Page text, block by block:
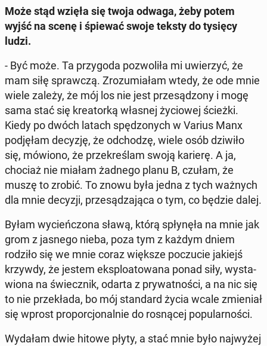
Może stąd wzięła się twoja odwaga, żeby potem
wyjść na scenę i śpiewać swoje teksty do tysięcy
ludzi.
- Być może. Ta przy­go­da po­zwo­li­ła mi uwie­rzyć, że
mam siłę spraw­czą. Zro­zu­mia­łam wtedy, że ode mnie
wiele zależy, że mój los nie jest prze­są­dzo­ny i mogę
sama stać się kre­ator­ką własnej ży­cio­wej ścieżki.
Kiedy po dwóch latach spę­dzo­nych w Varius Manx
pod­ję­łam decyzję, że od­cho­dzę, wiele osób dziwiło
się, mówiono, że prze­kre­ślam swoją karierę. A ja,
chociaż nie miałam żadnego planu B, czułam, że
muszę to zrobić. To znowu była jedna z tych ważnych
dla mnie decyzji, prze­są­dza­ją­ca o tym, co będzie dalej.
Byłam wy­cień­czo­na sławą, którą spły­nę­ła na mnie jak
grom z jasnego nieba, poza tym z każdym dniem
rodziło się we mnie coraz większe po­czu­cie jakiejś
krzywdy, że jestem eks­plo­ato­wa­na ponad siły, wy­sta­
wio­na na świecz­nik, odarta z pry­wat­no­ści, a na nic się
to nie prze­kła­da, bo mój stan­dard życia wcale zmie­niał
się wprost pro­por­cjo­nal­nie do ro­sną­cej po­pu­lar­no­ści.
Wydałam dwie hitowe płyty, a stać mnie było naj­wy­żej